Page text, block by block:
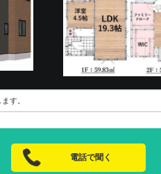
す。
電話で聞く